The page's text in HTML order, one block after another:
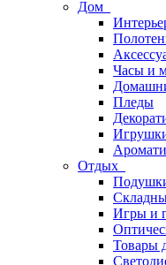
Дом
Часы и
Пледы
Отдых
Игры и
Товары